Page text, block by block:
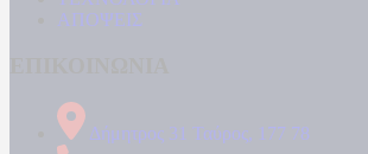
ΑΠΟΨΕΙΣ
Δήμητρος 31 Ταύρος, 177 78